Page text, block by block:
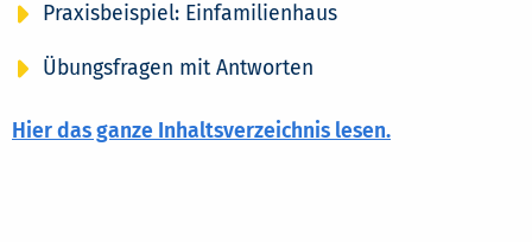
Praxisbeispiel: Einfamilienhaus
Übungsfragen mit Antworten
Hier das ganze Inhaltsverzeichnis lesen.